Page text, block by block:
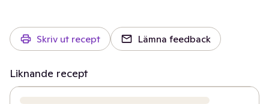
Skriv ut recept Lämna feedback
Liknande recept